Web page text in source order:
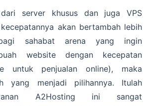
server khusus dan juga VPS
akan bertambah lebih
sahabat arena yang ingin
website dengan kecepatan
untuk penjualan online), maka
yang menjadi pilihannya. Itulah
A2Hosting ini sangat